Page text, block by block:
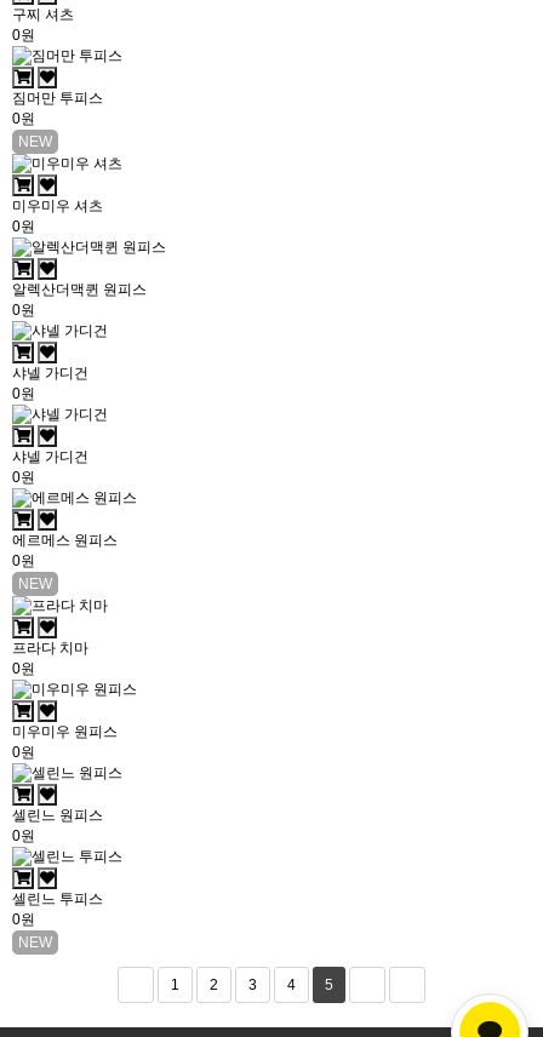
구찌 셔츠
0원
짐머만 투피스
0원
NEW
미우미우 셔츠
0원
알렉산더맥퀸 원피스
0원
샤넬 가디건
0원
샤넬 가디건
0원
에르메스 원피스
0원
NEW
프라다 치마
0원
미우미우 원피스
0원
셀린느 원피스
0원
셀린느 투피스
0원
NEW
1 2 3 4 5